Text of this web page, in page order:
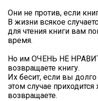
Они не против, если
В жизни всякое
для чтения книги вам
время.
Но им ОЧЕНЬ НЕ
возвращаете книгу.
Их бесит, если вы
этом случае
возвращаете.